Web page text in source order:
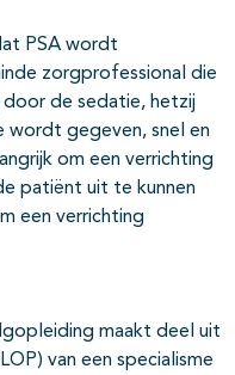
PSA wordt
zorgprofessional die
de sedatie, hetzij
wordt gegeven, snel en
om een verrichting
patiënt uit te kunnen
een verrichting
maakt deel uit
van een specialisme